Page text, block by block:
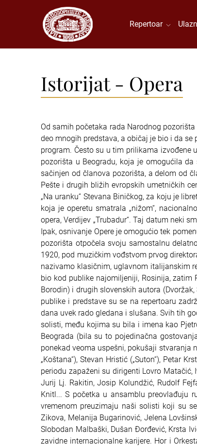
Repertoar
Istorijat - Opera
Od samih početaka rada Narodnog
deo mnogih predstava, a običaj je bio i da
program. Često su u tim prilikama izvođene
pozorišta u Beogradu, koja je omogućila
sačinjen od članova pozorišta, a delom od
Pešte i drugih bližih evropskih umetničkih
„Na uranku“ Stevana Biničkog, za koju je
koja je operetu smatrala „nižom“,
opera, Verdijev „Trubadur“. Taj datum neki
Ipak, osnivanje Opere je omogućio tek
pozorišta otpočela svoju samostalnu
1920, pod muzičkim vođstvom prvog
nazivamo klasičnim, uglavnom italijanskim
bio kod publike najomiljeniji, Rosinija, zatim
Borodin) i drugih slovenskih autora
publike i predstave su se na repertoaru
dana uvek rado gledana i slušana. Svih tih
solisti, među kojima su bila i imena kao
Beograda (bila su to pojedinačna
ponekad veoma uspešni, pokušaji stvaranja
„Koštana“), Stevan Hristić („Suton“), Petar
periodu zapaženi su dirigenti Lovro Matačić,
Jurij Lj. Rakitin, Josip Kolundžić, Rudolf
Knitl... S početka u ansamblu preovlađuju
vremenom preuzimaju naši solisti koji su
Zikova, Melanija Bugarinović, Jelena
Slobodan Malbaški, Dušan Đorđević, Krsta
zavidne internacionalne karijere. Hor i